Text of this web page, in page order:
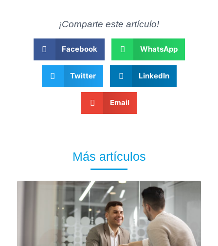
¡Comparte este artículo!
Facebook WhatsApp
Twitter LinkedIn
Email
Más artículos